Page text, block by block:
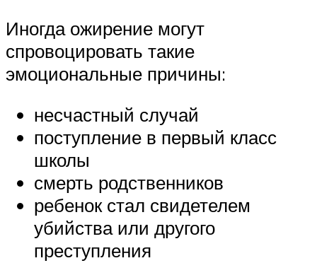
Иногда ожирение могут
спровоцировать такие
эмоциональные причины:
несчастный случай
поступление в первый класс
школы
смерть родственников
ребенок стал свидетелем
убийства или другого
преступления